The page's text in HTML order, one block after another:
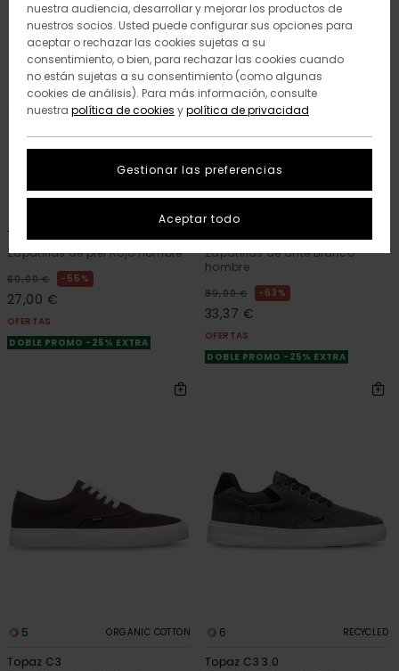
búsqueda
Topaz C3
Zapatillas de piel Rojo hombre
60,00 € 55%
27,00 €
OFERTAS
DOBLE PROMO -25% EXTRA
Zapatillas de ante Blanco
hombre
89,00 € 63%
33,37 €
OFERTAS
DOBLE PROMO -25% EXTRA
5 ORGANIC COTTON
Topaz C3
6 RECYCLED
Topaz C3 3.0
nuestra audiencia, desarrollar y mejorar los productos de
nuestros socios. Usted puede configurar sus opciones para
aceptar o rechazar las cookies sujetas a su
consentimiento, o bien, para rechazar las cookies cuando
no están sujetas a su consentimiento (como algunas
cookies de análisis). Para más información, consulte
nuestra política de cookies ypolítica de privacidad
Gestionar las preferencias
Aceptar todo